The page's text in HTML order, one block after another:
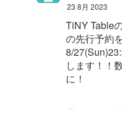
23 8月 2023
TiNY Table
の先行予約
8/
します！！
に！